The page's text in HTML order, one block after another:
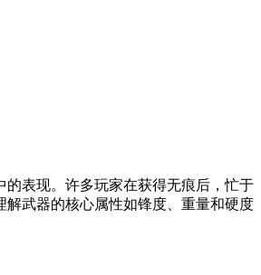
表现。许多玩家在获得无痕后，忙于
武器的核心属性如锋度、重量和硬度